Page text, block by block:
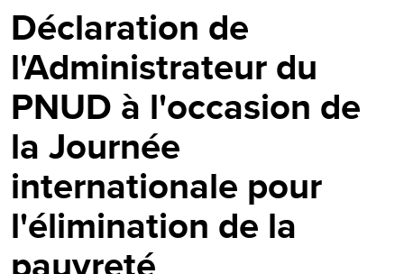
Déclaration de
l'Administrateur du
PNUD à l'occasion de
la Journée
internationale pour
l'élimination de la